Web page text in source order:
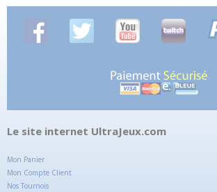
Le site internet UltraJeux.com
Mon Panier
Mon Compte Client
Nos Tournois